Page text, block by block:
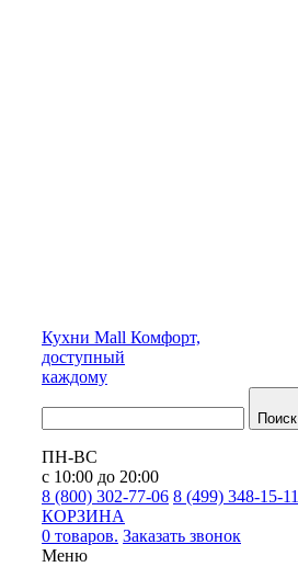
Кухни Mall Комфорт,
доступный
каждому
Поиск
ПН-ВС
с 10:00 до 20:00
8 (800) 302-77-06 8 (499) 348-15-11
КОРЗИНА
0 товаров. Заказать звонок
Меню